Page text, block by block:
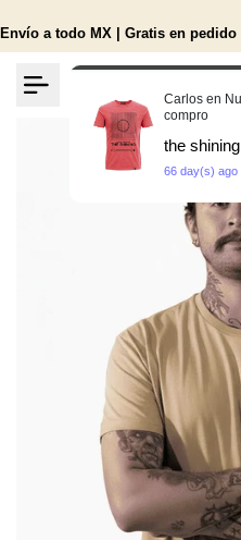
al
Envío a todo MX | Gratis en
Carlos en
compro
the shining
66 day(s) ago